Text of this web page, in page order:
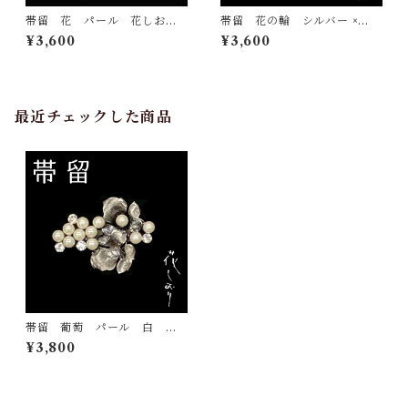
帯留 花 パール 花しお
り 大原商店 帯飾り 日本
製 和装小物
¥3,600
帯留 花の輪 シルバー ×
白 花しおり 大原商店 帯
飾り 日本製 和装小物
¥3,600
最近チェックした商品
帯留 葡萄 パール 白 花
しおり 大原商店 帯飾り
日本製 和装小物
¥3,800